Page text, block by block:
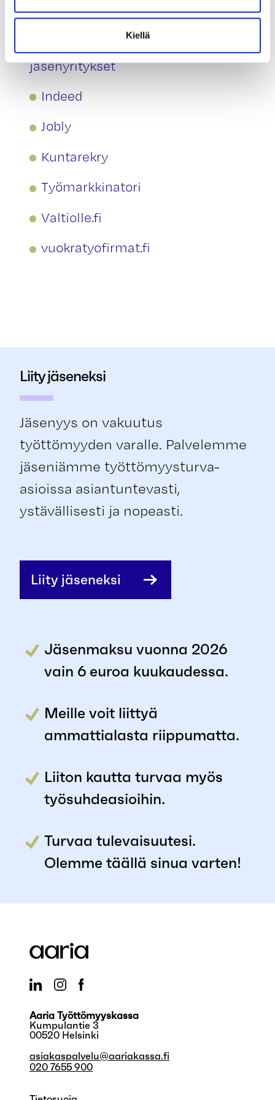
Kiellä
Duunitori
jäsenyritykset
Indeed
Jobly
Kuntarekry
Työmarkkinatori
Valtiolle.fi
vuokratyofirmat.fi
Liity jäseneksi
Jäsenyys on vakuutus
työttömyyden varalle. Palvelemme
jäseniämme työttömyysturva-
asioissa asiantuntevasti,
ystävällisesti ja nopeasti.
Liity jäseneksi
Jäsenmaksu vuonna 2026
vain 6 euroa kuukaudessa.
Meille voit liittyä
ammattialasta riippumatta.
Liiton kautta turvaa myös
työsuhdeasioihin.
Turvaa tulevaisuutesi.
Olemme täällä sinua varten!
Aaria Työttömyyskassa
Kumpulantie 3
00520 Helsinki
asiakaspalvelu@aariakassa.fi
020 7655 900